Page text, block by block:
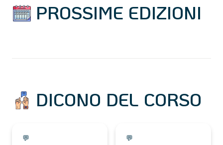
PROSSIME EDIZIONI
DICONO DEL CORSO
💬 💬